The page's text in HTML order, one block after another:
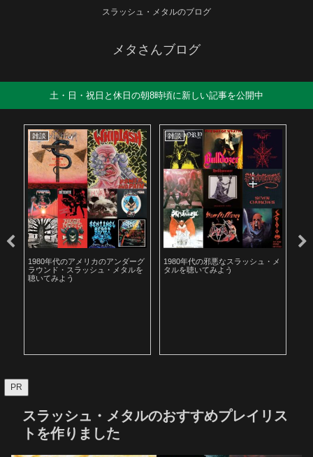
スラッシュ・メタルのブログ
メタさんブログ
土・日・祝日と休日の朝8時頃に新しい記事を公開中
雑談
1980年代のアメリカのアンダーグ
ラウンド・スラッシュ・メタルを
聴いてみよう
雑談
1980年代の邪悪なスラッシュ・メ
タルを聴いてみよう
PR
スラッシュ・メタルのおすすめプレイリス
トを作りました